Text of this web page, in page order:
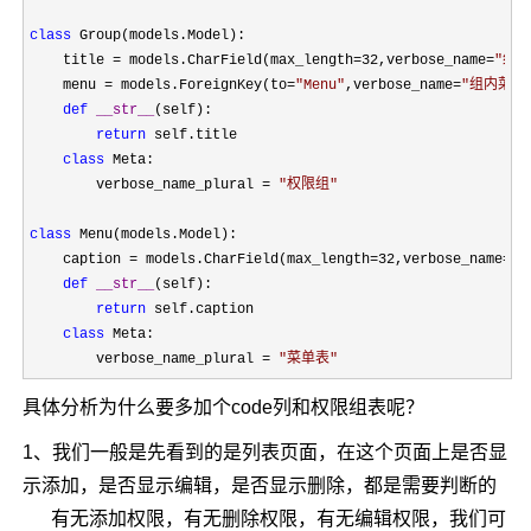
class Group(models.Model):
    title
= models.CharField(max_length=32,verbose_name="组
    menu
= models.ForeignKey(to="Menu" ,verbose_name="组内菜单
def
__str__
(self):
return self.title
class Meta:
        verbose_name_plural
= "权限组 "
class Menu(models.Model):
    caption
= models.CharField(max_length=32,verbose_name=
def
__str__
(self):
return self.caption
class Meta:
        verbose_name_plural
= "菜单表"
具体分析为什么要多加个code列和权限组表呢？
1、我们一般是先看到的是列表页面，在这个页面上是否显
示添加，是否显示编辑，是否显示删除，都是需要判断的
有无添加权限，有无删除权限，有无编辑权限，我们可